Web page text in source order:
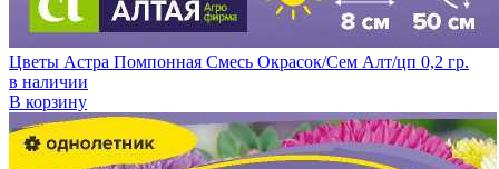
Цветы Астра Помпонная Смесь Окрасок/Сем Алт/цп 0,2 гр.
в наличии
В корзину